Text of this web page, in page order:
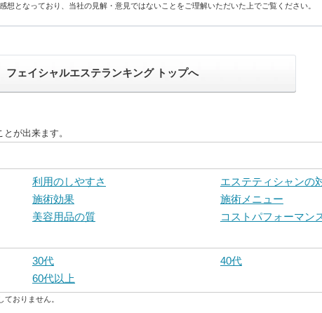
となっており、当社の見解・意見ではないことをご理解いただいた上でご覧ください。
フェイシャルエステランキング トップへ
が出来ます。
利用のしやすさ
エステティシャンの
施術効果
施術メニュー
美容用品の質
コストパフォーマン
30代
40代
60代以上
おりません。